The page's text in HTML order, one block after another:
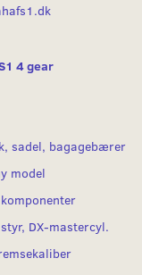
4 gear
sadel, bagagebærer
model
DX-mastercyl.